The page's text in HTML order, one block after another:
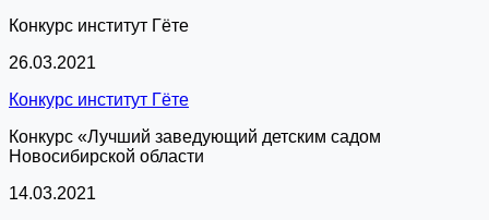
Конкурс институт Гёте
26.03.2021
Конкурс институт Гёте
Конкурс «Лучший заведующий детским садом
Новосибирской области
14.03.2021